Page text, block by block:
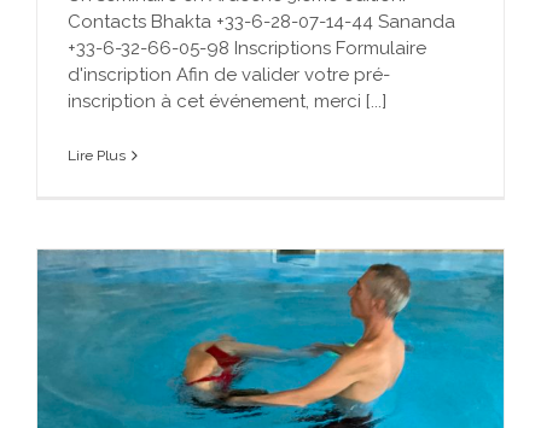
Contacts Bhakta +33-6-28-07-14-44 Sananda
+33-6-32-66-05-98 Inscriptions Formulaire
d'inscription Afin de valider votre pré-
inscription à cet événement, merci [...]
Lire Plus